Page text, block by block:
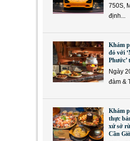
750S,
định...
Khám
đỏ với
Phước’
Ngày
đàm &
Khám
thực
xứ sở
Cần